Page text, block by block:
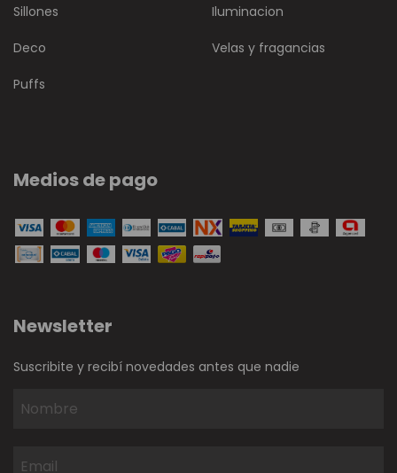
Sillones Iluminacion
Deco Velas y fragancias
Puffs
Medios de pago
Newsletter
Suscribite y recibí novedades antes que nadie